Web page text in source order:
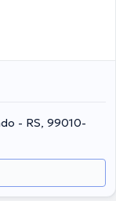
- RS, 99010-